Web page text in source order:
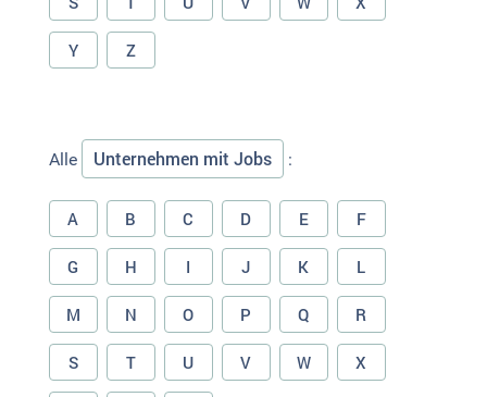
Y Z
Alle Unternehmen mit Jobs :
A B C D E F
G H I J K L
M N O P Q R
S T U V W X